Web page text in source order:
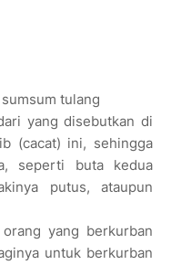
tulang
yang disebutkan di
(cacat) ini, sehingga
seperti buta kedua
putus, ataupun
yang berkurban
untuk berkurban